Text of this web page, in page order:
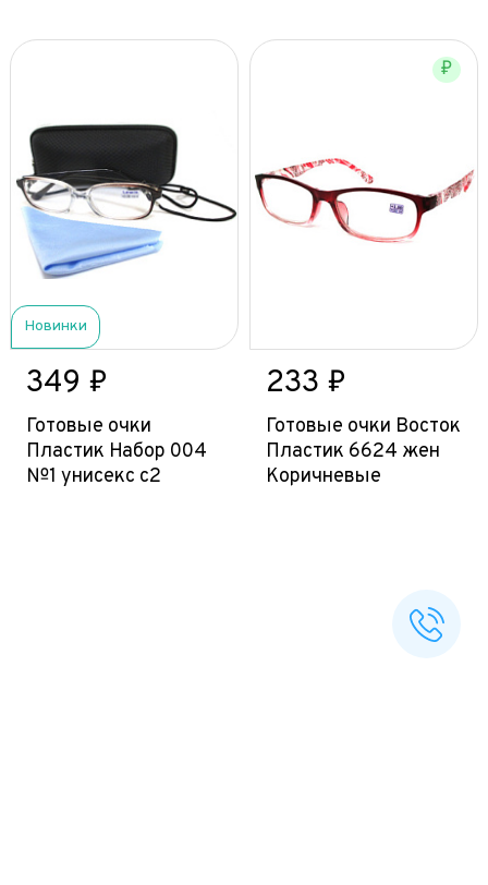
Новинки
349 ₽
Готовые очки
Пластик Набор 004
№1 унисекс с2
₽
233 ₽
Готовые очки Восток
Пластик 6624 жен
Коричневые